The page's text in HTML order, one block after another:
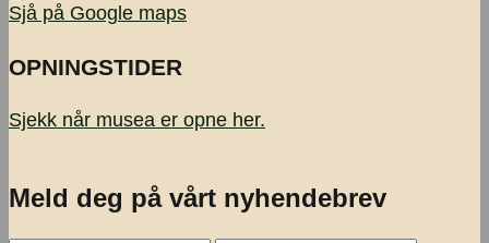
Sjå på Google maps
OPNINGSTIDER
Sjekk når musea er opne her.
Meld deg på vårt nyhendebrev